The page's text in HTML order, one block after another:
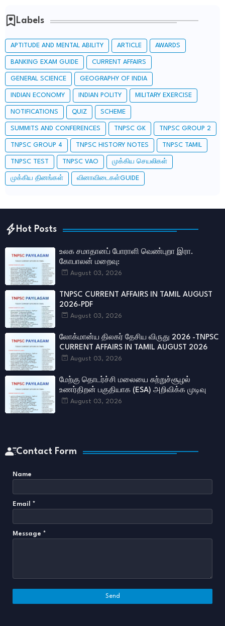
Labels
APTITUDE AND MENTAL ABILITY ARTICLE AWARDS
BANKING EXAM GUIDE CURRENT AFFAIRS
GENERAL SCIENCE GEOGRAPHY OF INDIA
INDIAN ECONOMY INDIAN POLITY MILITARY EXERCISE
NOTIFICATIONS QUIZ SCHEME
SUMMITS AND CONFERENCES TNPSC GK TNPSC GROUP 2
TNPSC GROUP 4 TNPSC HISTORY NOTES TNPSC TAMIL
TNPSC TEST TNPSC VAO முக்கிய செயலிகள்
முக்கிய தினங்கள் வினாவிடைகள்GUIDE
Hot Posts
உலக சமாதானப் போராளி வெண்புறா இரா.
கோபாலன் மறைவு:
August 03, 2026
TNPSC CURRENT AFFAIRS IN TAMIL AUGUST
2026-PDF
August 03, 2026
லோக்மான்ய திலகர் தேசிய விருது 2026 -TNPSC
CURRENT AFFAIRS IN TAMIL AUGUST 2026
August 03, 2026
மேற்கு தொடர்ச்சி மலையை சுற்றுச்சூழல்
உணர்திறன் பகுதியாக (ESA) அறிவிக்க முடிவு
August 03, 2026
Contact Form
Name
Email *
Message *